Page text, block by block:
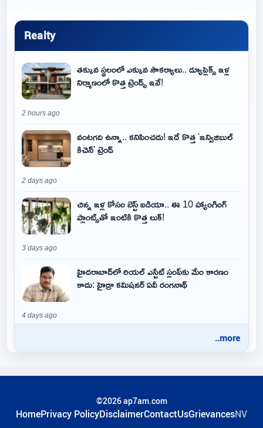
Realty
తక్కువ స్థలంలో ఎక్కువ సౌకర్యాలు.. డ్యూప్లెక్స్ ఇళ్ల
నిర్మాణంలో కొత్త ట్రెండ్స్ ఇవే!
2 hours ago
వంటగది ఉన్నా.. కనిపించదు! ఇదే కొత్త 'ఇన్విజిబుల్
కిచెన్' ట్రెండ్
2 days ago
చిన్న ఇళ్ల కోసం బెస్ట్ ఐడియా.. ఈ 10 హ్యాంగింగ్
ప్లాంట్స్‌తో ఇంటికి కొత్త లుక్!
3 days ago
హైదరాబాద్‌లో రియల్ ఎస్టేట్ స్లంప్‌కు మేం కారణం
కాదు: హైడ్రా కమిషనర్ ఏవీ రంగనాథ్
4 days ago
..more
©2026 ap7am.com
HomePrivacy PolicyDisclaimerContactUsGrievancesNV